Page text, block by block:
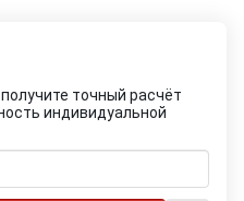
точный расчёт
индивидуальной